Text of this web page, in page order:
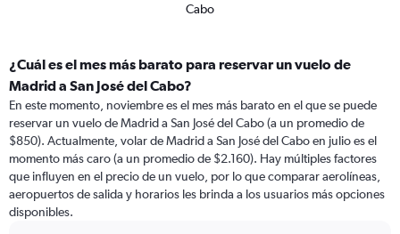
Cabo
¿Cuál es el mes más barato para reservar un vuelo de
Madrid a San José del Cabo?
En este momento, noviembre es el mes más barato en el que se puede
reservar un vuelo de Madrid a San José del Cabo (a un promedio de
$850). Actualmente, volar de Madrid a San José del Cabo en julio es el
momento más caro (a un promedio de $2.160). Hay múltiples factores
que influyen en el precio de un vuelo, por lo que comparar aerolíneas,
aeropuertos de salida y horarios les brinda a los usuarios más opciones
disponibles.